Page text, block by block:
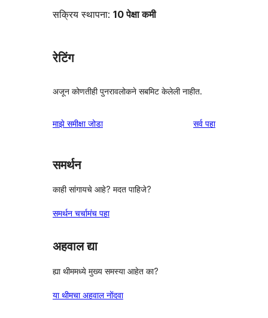
सक्रिय स्थापना: 10 पेक्षा कमी
रेटिंग
अजून कोणतीही पुनरावलोकने सबमिट केलेली नाहीत.
माझे समीक्षा जोडा सर्वपुनरावलोकने
पहा
समर्थन
काही सांगायचे आहे? मदत पाहिजे?
समर्थन चर्चामंच पहा
अहवाल द्या
ह्या थीममध्ये मुख्य समस्या आहेत का?
या थीमचा अहवाल नोंदवा